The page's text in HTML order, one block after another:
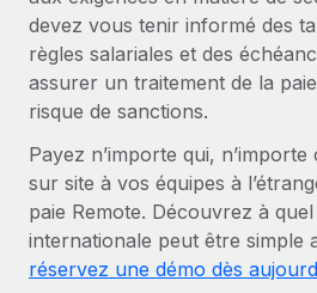
devez vous tenir informé des
règles salariales et des
assurer un traitement de la
risque de sanctions.
Payez n’importe qui,
sur site à vos équipes à
paie Remote. Découvrez à
internationale peut être simple
réservez une démo dès